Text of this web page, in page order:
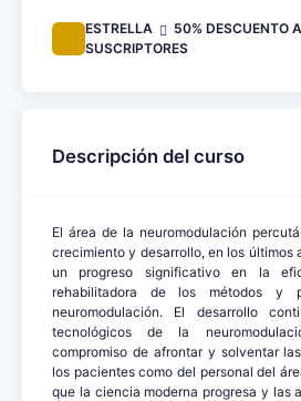
ESTRELLA
50% DESCUENTO A
SUSCRIPTORES
Descripción del curso
El área de la neuromodulación
crecimiento y desarrollo, en los últimos
un progreso significativo en la
rehabilitadora de los métodos y
neuromodulación. El desarrollo
tecnológicos de la
compromiso de afrontar y solventar
los pacientes como del personal del
que la ciencia moderna progresa y las